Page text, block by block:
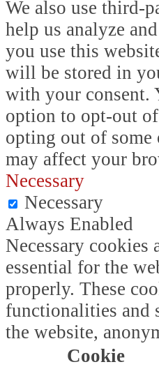
We also use third-
help us analyze
you use this
will be stored in
with your consent.
option to opt-out
opting out of some
may affect your
Necessary
Necessary
Always Enabled
Necessary cookies
essential for the
properly. These
functionalities and
the website,
Cookie